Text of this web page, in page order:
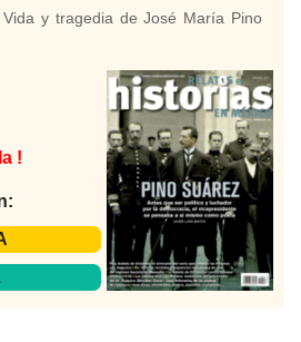
y tragedia de José María Pino
!